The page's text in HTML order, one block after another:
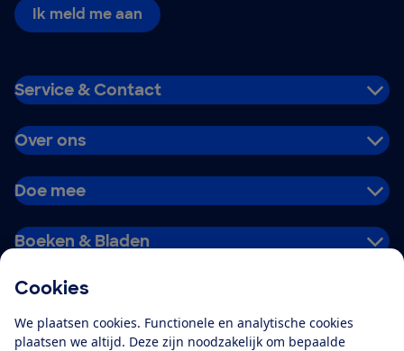
Cookies
We plaatsen cookies. Functionele en analytische cookies
plaatsen we altijd. Deze zijn noodzakelijk om bepaalde
Ik meld me aan
Service & Contact
Over ons
Doe mee
Boeken & Bladen